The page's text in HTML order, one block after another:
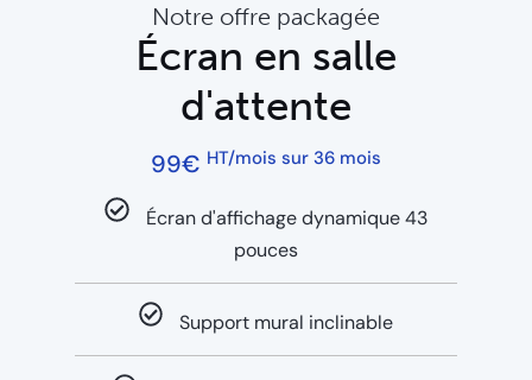
Notre offre packagée
Écran en salle
d'attente
99€ HT/mois sur 36 mois
Écran d'affichage dynamique 43
pouces
Support mural inclinable